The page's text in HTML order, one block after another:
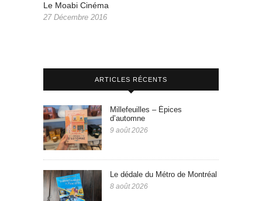
Le Moabi Cinéma
27 Décembre 2016
ARTICLES RÉCENTS
Millefeuilles – Épices
d’automne
9 août 2026
Le dédale du Métro de Montréal
8 août 2026